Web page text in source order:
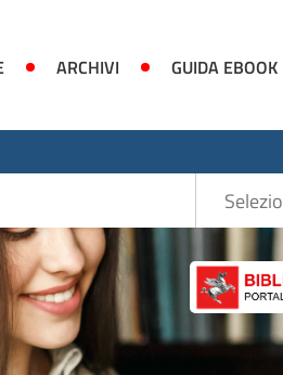
ARCHIVI GUIDA EBOOK
Seleziona
la